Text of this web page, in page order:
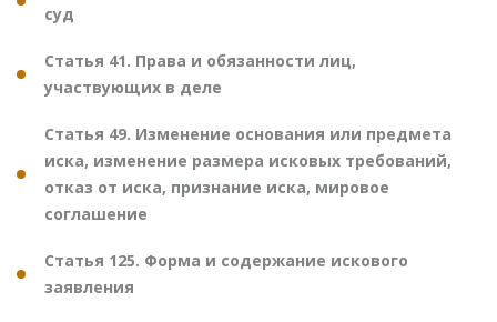
суд
Статья 41. Права и обязанности лиц,
участвующих в деле
Статья 49. Изменение основания или предмета
иска, изменение размера исковых требований,
отказ от иска, признание иска, мировое
соглашение
Статья 125. Форма и содержание искового
заявления